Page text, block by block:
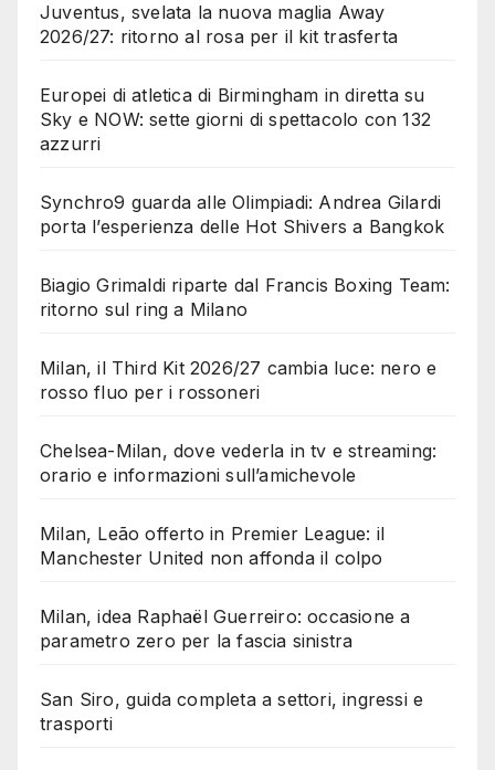
Juventus, svelata la nuova maglia Away
2026/27: ritorno al rosa per il kit trasferta
Europei di atletica di Birmingham in diretta su
Sky e NOW: sette giorni di spettacolo con 132
azzurri
Synchro9 guarda alle Olimpiadi: Andrea Gilardi
porta l’esperienza delle Hot Shivers a Bangkok
Biagio Grimaldi riparte dal Francis Boxing Team:
ritorno sul ring a Milano
Milan, il Third Kit 2026/27 cambia luce: nero e
rosso fluo per i rossoneri
Chelsea-Milan, dove vederla in tv e streaming:
orario e informazioni sull’amichevole
Milan, Leão offerto in Premier League: il
Manchester United non affonda il colpo
Milan, idea Raphaël Guerreiro: occasione a
parametro zero per la fascia sinistra
San Siro, guida completa a settori, ingressi e
trasporti